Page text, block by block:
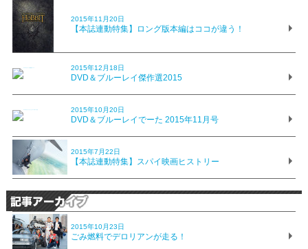
2015年11月20日
【本誌連動特集】ロング版本編はココが違う！
2015年12月18日
DVD＆ブルーレイ傑作選2015
2015年10月20日
DVD＆ブルーレイでーた 2015年11月号
2015年7月22日
【本誌連動特集】スパイ映画ヒストリー
2015年10月23日
ごみ燃料でデロリアンが走る！